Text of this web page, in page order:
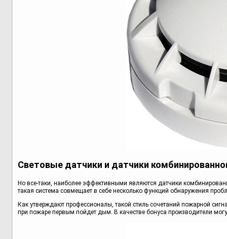
Световые датчики и датчики
Но все-таки, наиболее эффективными являются датчики
такая система совмещает в себе несколько функций обнаружения
Как утверждают профессионалы, такой стиль сочетаний пожарной
при пожаре первым пойдет дым. В качестве бонуса производители